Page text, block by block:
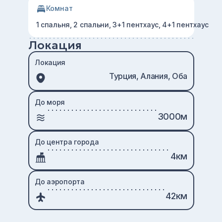
Комнат
1 спальня, 2 спальни, 3+1 пентхаус, 4+1 пентхаус
Локация
Локация
Турция, Алания, Оба
До моря
3000м
До центра города
4км
До аэропорта
42км